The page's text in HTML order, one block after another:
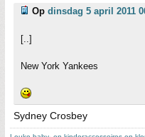
Op dinsdag 5 april 2011
[..]
New York Yankees
Sydney Crosbey